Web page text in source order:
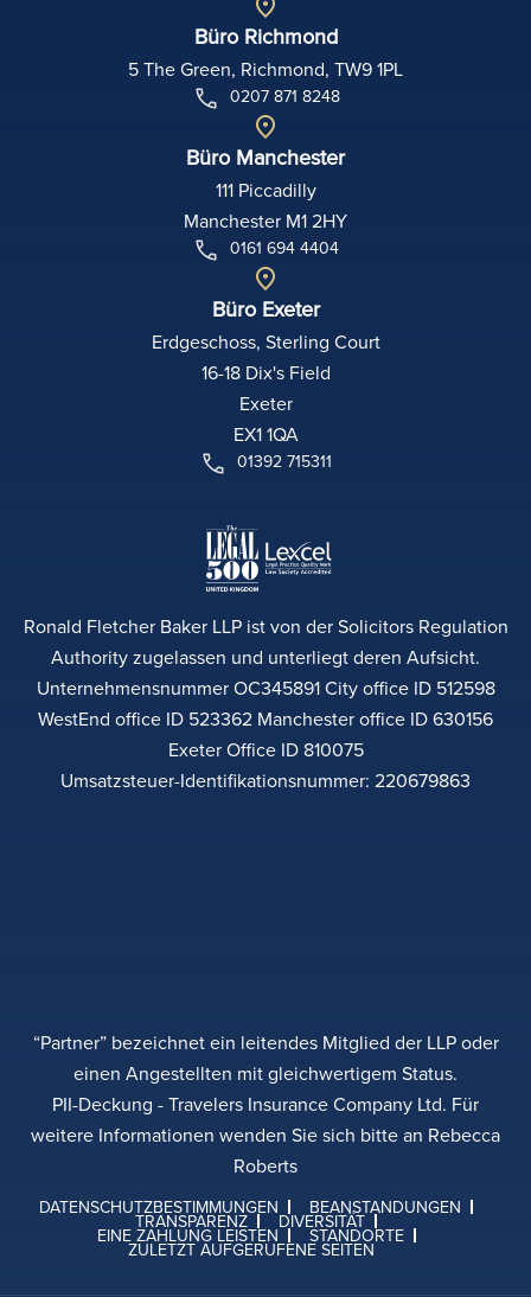
Büro Richmond
5 The Green, Richmond, TW9 1PL
0207 871 8248
Büro Manchester
111 Piccadilly
Manchester M1 2HY
0161 694 4404
Büro Exeter
Erdgeschoss, Sterling Court
16-18 Dix's Field
Exeter
EX1 1QA
01392 715311
Ronald Fletcher Baker LLP ist von der Solicitors Regulation
Authority zugelassen und unterliegt deren Aufsicht.
Unternehmensnummer OC345891 City office ID 512598
WestEnd office ID 523362 Manchester office ID 630156
Exeter Office ID 810075
Umsatzsteuer-Identifikationsnummer: 220679863
“Partner” bezeichnet ein leitendes Mitglied der LLP oder
einen Angestellten mit gleichwertigem Status.
PII-Deckung - Travelers Insurance Company Ltd. Für
weitere Informationen wenden Sie sich bitte an Rebecca
Roberts
DATENSCHUTZBESTIMMUNGEN BEANSTANDUNGEN
TRANSPARENZ DIVERSITÄT
EINE ZAHLUNG LEISTEN STANDORTE
ZULETZT AUFGERUFENE SEITEN